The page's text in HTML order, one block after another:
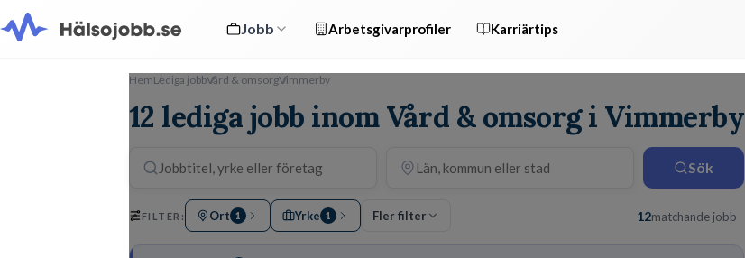
Jobb Arbetsgivarprofiler Karriärtips
HemLediga jobbVård & omsorgVimmerby
12 lediga jobb inom Vård & omsorg i Vimmerby
Sök
FILTER: Ort 1 Yrke 1 Fler filter 12matchande jobb